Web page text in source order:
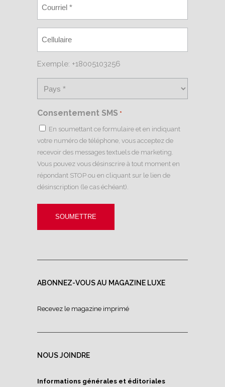
Exemple: +18005103256
Consentement SMS *
En soumettant ce formulaire et en indiquant
votre numéro de téléphone, vous acceptez de
recevoir des messages textuels de marketing.
Vous pouvez vous désinscrire à tout moment en
répondant STOP ou en cliquant sur le lien de
désinscription (le cas échéant).
ABONNEZ-VOUS AU MAGAZINE LUXE
Recevez le magazine imprimé
NOUS JOINDRE
Informations générales et éditoriales